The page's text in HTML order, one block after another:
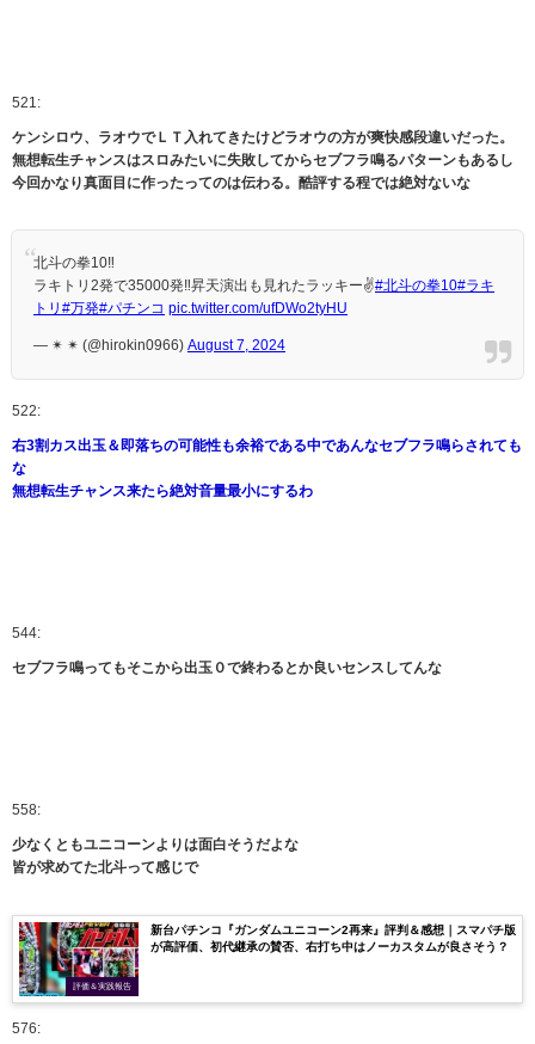
521:
ケンシロウ、ラオウでＬＴ入れてきたけどラオウの方が爽快感段違いだった。
無想転生チャンスはスロみたいに失敗してからセブフラ鳴るパターンもあるし
今回かなり真面目に作ったってのは伝わる。酷評する程では絶対ないな
北斗の拳10‼︎
ラキトリ2発で35000発‼︎昇天演出も見れたラッキー✌️#北斗の拳10#ラキ
トリ #万発#パチンコ pic.twitter.com/ufDWo2tyHU
— ✴︎ ✴︎ (@hirokin0966) August 7, 2024
522:
右3割カス出玉＆即落ちの可能性も余裕である中であんなセブフラ鳴らされても
な
無想転生チャンス来たら絶対音量最小にするわ
544:
セブフラ鳴ってもそこから出玉０で終わるとか良いセンスしてんな
558:
少なくともユニコーンよりは面白そうだよな
皆が求めてた北斗って感じで
評価＆実践報告
新台パチンコ『ガンダムユニコーン2再来』評判＆感想｜スマパチ版
が高評価、初代継承の賛否、右打ち中はノーカスタムが良さそう？
576: